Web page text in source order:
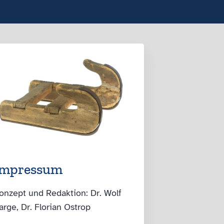
und Redaktion: Dr. Wolf
Dr. Florian Ostrop